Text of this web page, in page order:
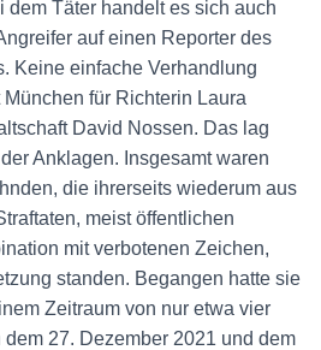
dem Täter handelt es sich auch
auf einen Reporter des
Keine einfache Verhandlung
für Richterin Laura
David Nossen. Das lag
Anklagen. Insgesamt waren
die ihrerseits wiederum aus
meist öffentlichen
mit verbotenen Zeichen,
standen. Begangen hatte sie
Zeitraum von nur etwa vier
27. Dezember 2021 und dem